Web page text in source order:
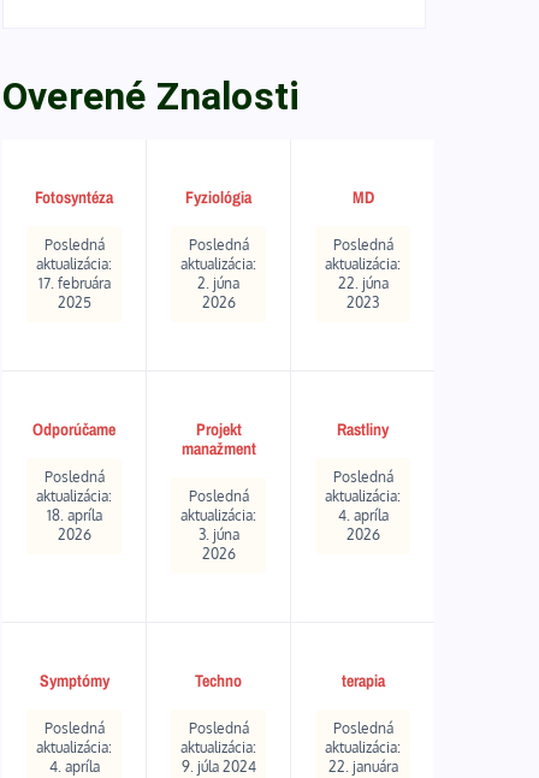
Overené Znalosti
Fotosyntéza
Posledná
aktualizácia:
17. februára
2025
Fyziológia
Posledná
aktualizácia:
2. júna
2026
MD
Posledná
aktualizácia:
22. júna
2023
Odporúčame
Posledná
aktualizácia:
18. apríla
2026
Projekt
manažment
Posledná
aktualizácia:
3. júna
2026
Rastliny
Posledná
aktualizácia:
4. apríla
2026
Symptómy
Posledná
aktualizácia:
4. apríla
Techno
Posledná
aktualizácia:
9. júla 2024
terapia
Posledná
aktualizácia:
22. januára